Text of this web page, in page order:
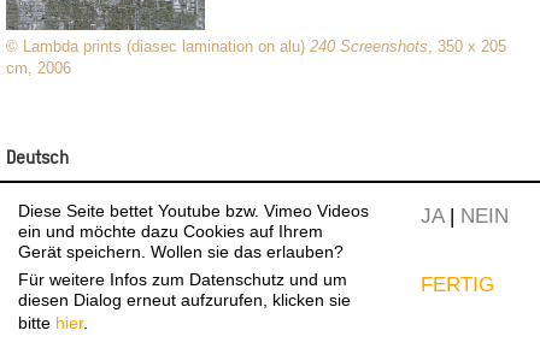
© Lambda prints (diasec lamination on alu) 240 Screenshots, 350 x 205
cm, 2006
Deutsch
=werk=18=f15
No:
=werk=18=f1
Diese Seite bettet Youtube bzw. Vimeo Videos
ein und möchte dazu Cookies auf Ihrem
Gerät speichern. Wollen sie das erlauben?
JA| NEIN
Für weitere Infos zum Datenschutz und um
diesen Dialog erneut aufzurufen, klicken sie
bitte hier.
FERTIG